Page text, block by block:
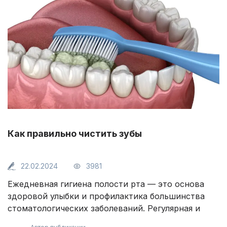
В этой статье мы расскажем о том что такое
альвеолит, как долго заживает, а также о его
симптомах, причинах и этапах лечения.
Как правильно чистить зубы
22.02.2024 3981
Ежедневная гигиена полости рта — это основа
здоровой улыбки и профилактика большинства
стоматологических заболеваний. Регулярная и